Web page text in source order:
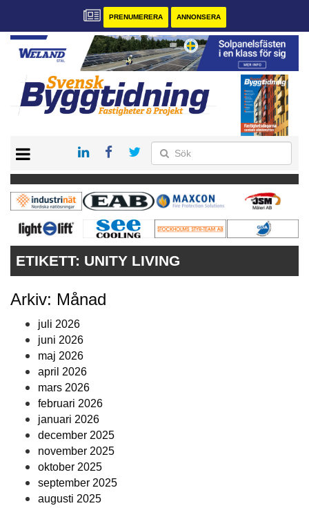
PRENUMERERA ANNONSERA
PRENUMERERA
VÅRA ANDRA MAGASIN
ANNONSERA
ETIKETT: UNITY LIVING
Arkiv: Månad
juli 2026
juni 2026
maj 2026
april 2026
mars 2026
februari 2026
januari 2026
december 2025
november 2025
oktober 2025
september 2025
augusti 2025